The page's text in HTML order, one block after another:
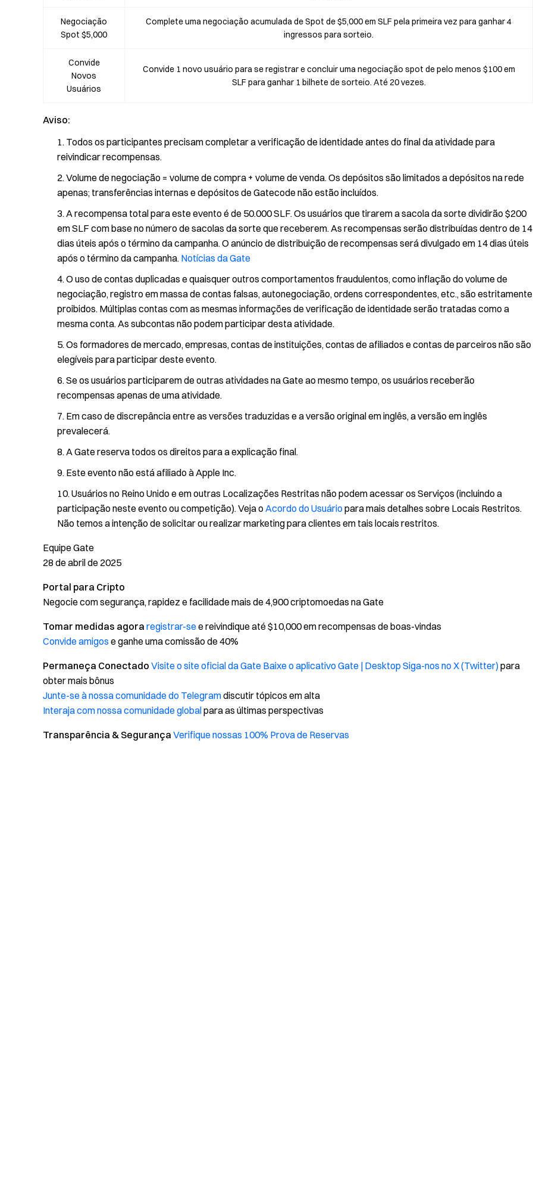
Negociação
Spot $5,000
Complete uma negociação acumulada de Spot de $5,000 em SLF pela primeira vez para ganhar 4
ingressos para sorteio.
Convide
Novos
Usuários
Convide 1 novo usuário para se registrar e concluir uma negociação spot de pelo menos $100 em
SLF para ganhar 1 bilhete de sorteio. Até 20 vezes.
Aviso:
Todos os participantes precisam completar a verificação de identidade antes do final da atividade para
reivindicar recompensas.
Volume de negociação = volume de compra + volume de venda. Os depósitos são limitados a depósitos na rede
apenas; transferências internas e depósitos de Gatecode não estão incluídos.
A recompensa total para este evento é de 50.000 SLF. Os usuários que tirarem a sacola da sorte dividirão $200
em SLF com base no número de sacolas da sorte que receberem. As recompensas serão distribuídas dentro de 14
dias úteis após o término da campanha. O anúncio de distribuição de recompensas será divulgado em 14 dias úteis
após o término da campanha. Notícias da Gate
O uso de contas duplicadas e quaisquer outros comportamentos fraudulentos, como inflação do volume de
negociação, registro em massa de contas falsas, autonegociação, ordens correspondentes, etc., são estritamente
proibidos. Múltiplas contas com as mesmas informações de verificação de identidade serão tratadas como a
mesma conta. As subcontas não podem participar desta atividade.
Os formadores de mercado, empresas, contas de instituições, contas de afiliados e contas de parceiros não são
elegíveis para participar deste evento.
Se os usuários participarem de outras atividades na Gate ao mesmo tempo, os usuários receberão
recompensas apenas de uma atividade.
Em caso de discrepância entre as versões traduzidas e a versão original em inglês, a versão em inglês
prevalecerá.
A Gate reserva todos os direitos para a explicação final.
Este evento não está afiliado à Apple Inc.
Usuários no Reino Unido e em outras Localizações Restritas não podem acessar os Serviços (incluindo a
participação neste evento ou competição). Veja o Acordo do Usuário para mais detalhes sobre Locais Restritos.
Não temos a intenção de solicitar ou realizar marketing para clientes em tais locais restritos.
Equipe Gate
28 de abril de 2025
Portal para Cripto
Negocie com segurança, rapidez e facilidade mais de 4,900 criptomoedas na Gate
Tomar medidas agora registrar-see reivindique até $10,000 em recompensas de boas-vindas
Convide amigos e ganhe uma comissão de 40%
Permaneça Conectado Visite o site oficial da Gate Baixe o aplicativo Gate | Desktop Siga-nos no X (Twitter)para
obter mais bônus
Junte-se à nossa comunidade do Telegramdiscutir tópicos em alta
Interaja com nossa comunidade globalpara as últimas perspectivas
Transparência & Segurança Verifique nossas 100% Prova de Reservas